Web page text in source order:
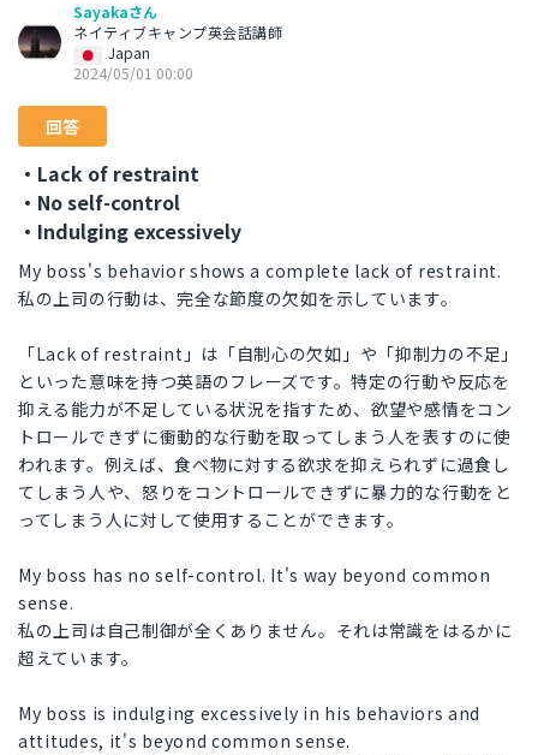
Sayakaさん
ネイティブキャンプ英会話講師
Japan
2024/05/01 00:00
回答
・Lack of restraint
・No self-control
・Indulging excessively
My boss's behavior shows a complete lack of restraint.
私の上司の行動は、完全な節度の欠如を示しています。
「Lack of restraint」は「自制心の欠如」や「抑制力の不足」
といった意味を持つ英語のフレーズです。特定の行動や反応を
抑える能力が不足している状況を指すため、欲望や感情をコン
トロールできずに衝動的な行動を取ってしまう人を表すのに使
われます。例えば、食べ物に対する欲求を抑えられずに過食し
てしまう人や、怒りをコントロールできずに暴力的な行動をと
ってしまう人に対して使用することができます。
My boss has no self-control. It's way beyond common
sense.
私の上司は自己制御が全くありません。それは常識をはるかに
超えています。
My boss is indulging excessively in his behaviors and
attitudes, it's beyond common sense.